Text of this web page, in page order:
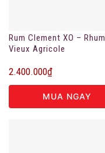
Rum Clement XO – Rhum
Vieux Agricole
2.400.000₫
MUA NGAY